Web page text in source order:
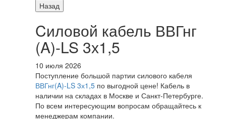
Назад
Cиловой кабель ВВГнг
(A)-LS 3х1,5
10 июля 2026
Поступление большой партии силового кабеля
ВВГнг(A)-LS 3х1,5 по выгодной цене! Кабель в
наличии на складах в Москве и Санкт-Петербурге.
По всем интересующим вопросам обращайтесь к
менеджерам компании.